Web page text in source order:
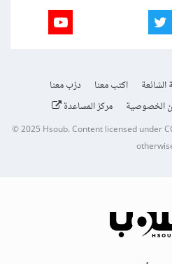
الشائعة اكتب معنا
درّب معنا
الخصوصية مركز المساعدة
© 2025Hsoub.Content licensed under